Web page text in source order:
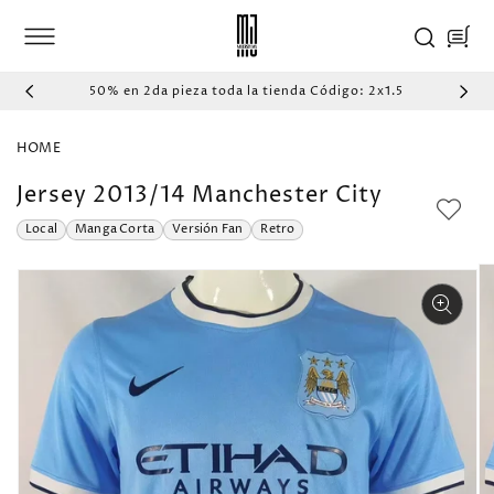
AL CONTENIDO
Carrito
50% en 2da pieza toda la tienda Código: 2x1.5
HOME
Jersey 2013/14 Manchester City
Local Manga Corta Versión Fan Retro
IR
DEL PRODUCTO